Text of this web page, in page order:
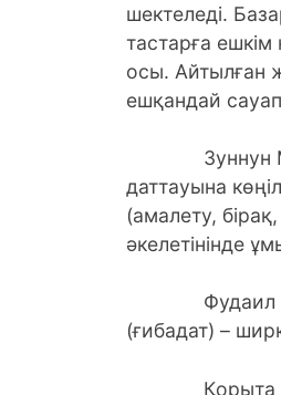
шектеледі.
тастарға
осы. Айтылған
ешқандай
Зуннун
даттауына
(амалету,
әкелетінінде
Фудаил ибн
(ғибадат) –
Қорыта